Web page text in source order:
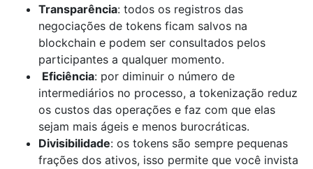
Transparência: todos os registros das
negociações de tokens ficam salvos na
blockchain e podem ser consultados pelos
participantes a qualquer momento.
Eficiência: por diminuir o número de
intermediários no processo, a tokenização reduz
os custos das operações e faz com que elas
sejam mais ágeis e menos burocráticas.
Divisibilidade: os tokens são sempre pequenas
frações dos ativos, isso permite que você invista